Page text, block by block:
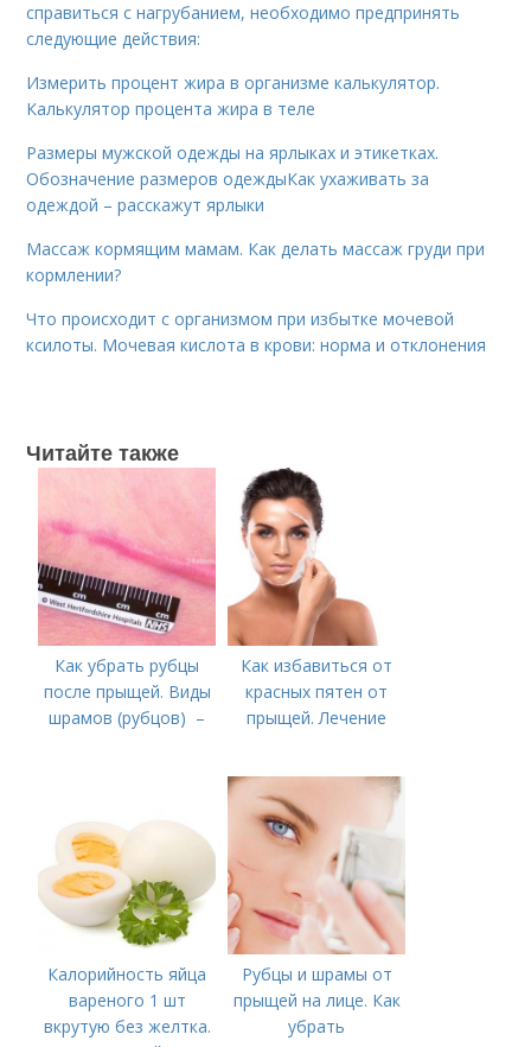
справиться с нагрубанием, необходимо предпринять
следующие действия:
Измерить процент жира в организме калькулятор.
Калькулятор процента жира в теле
Размеры мужской одежды на ярлыках и этикетках.
Обозначение размеров одеждыКак ухаживать за
одеждой – расскажут ярлыки
Массаж кормящим мамам. Как делать массаж груди при
кормлении?
Что происходит с организмом при избытке мочевой
ксилоты. Мочевая кислота в крови: норма и отклонения
Читайте также
Как убрать рубцы
после прыщей. Виды
шрамов (рубцов) –
Как избавиться от
красных пятен от
прыщей. Лечение
Калорийность яйца
вареного 1 шт
вкрутую без желтка.
Рубцы и шрамы от
прыщей на лице. Как
убрать